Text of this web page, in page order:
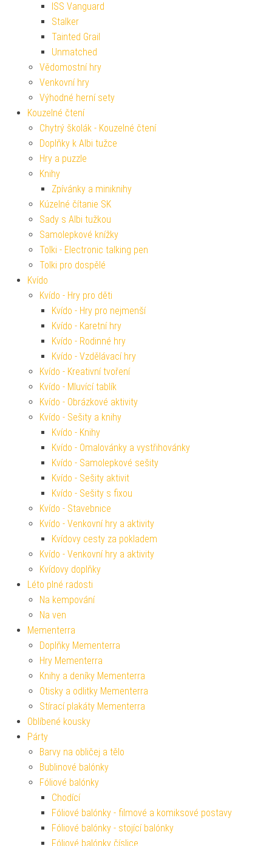
ISS Vanguard
Stalker
Tainted Grail
Unmatched
Vědomostní hry
Venkovní hry
Výhodné herní sety
Kouzelné čtení
Chytrý školák - Kouzelné čtení
Doplňky k Albi tužce
Hry a puzzle
Knihy
Zpívánky a miniknihy
Kúzelné čítanie SK
Sady s Albi tužkou
Samolepkové knížky
Tolki - Electronic talking pen
Tolki pro dospělé
Kvído
Kvído - Hry pro děti
Kvído - Hry pro nejmenší
Kvído - Karetní hry
Kvído - Rodinné hry
Kvído - Vzdělávací hry
Kvído - Kreativní tvoření
Kvído - Mluvící tablík
Kvído - Obrázkové aktivity
Kvído - Sešity a knihy
Kvído - Knihy
Kvído - Omalovánky a vystřihovánky
Kvído - Samolepkové sešity
Kvído - Sešity aktivit
Kvído - Sešity s fixou
Kvído - Stavebnice
Kvído - Venkovní hry a aktivity
Kvídovy cesty za pokladem
Kvído - Venkovní hry a aktivity
Kvídovy doplňky
Léto plné radosti
Na kempování
Na ven
Mementerra
Doplňky Mementerra
Hry Mementerra
Knihy a deníky Mementerra
Otisky a odlitky Mementerra
Stírací plakáty Mementerra
Oblíbené kousky
Párty
Barvy na obličej a tělo
Bublinové balónky
Fóliové balónky
Chodící
Fóliové balónky - filmové a komiksové postavy
Fóliové balónky - stojící balónky
Fóliové balónky číslice